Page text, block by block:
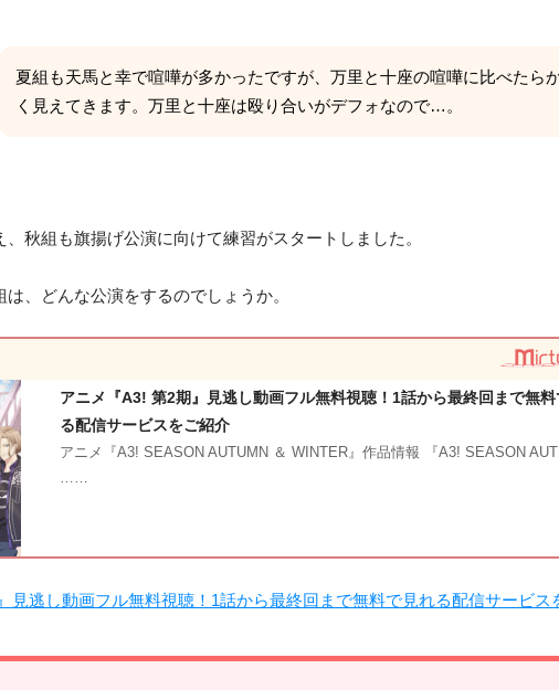
夏組も天馬と幸で喧嘩が多かったですが、万里と十座の喧嘩に比べたら
く見えてきます。万里と十座は殴り合いがデフォなので…。
秋組も旗揚げ公演に向けて練習がスタートしました。
、どんな公演をするのでしょうか。
アニメ『A3! 第2期』見逃し動画フル無料視聴！1話から最終回まで無料
る配信サービスをご紹介
アニメ『A3! SEASON AUTUMN ＆ WINTER』作品情報 『A3! SEASON
見逃し動画フル無料視聴！1話から最終回まで無料で見れる配信サービス